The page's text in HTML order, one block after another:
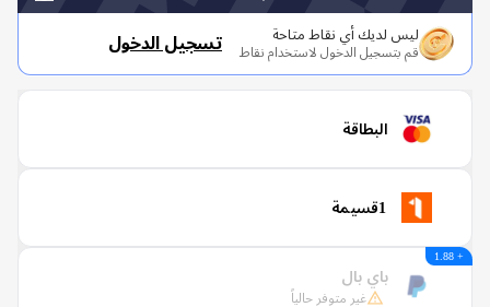
ليس لديك أي نقاط متاحة
قم بتسجيل الدخول لاستخدام نقاط تسجيل الدخول
البطاقة
باي بال
غير متوفر حالياً